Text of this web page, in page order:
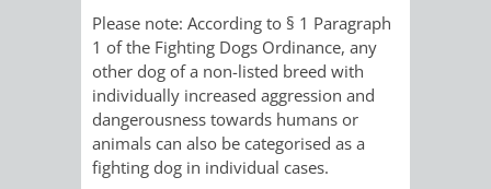
GENEHMIGUNGSVERFAHREN
TAG
DES
OFFENEN
DENKMALS
/
LIEGENSCHAFTEN
ABWASSERBESEITIGUNG
ERSCHLIESSUNGSBEITRAG
UND
DENKMALSCHUTZ
AMT
Please note: According to § 1 Paragraph
1 of the Fighting Dogs Ordinance, any
other dog of a non-listed breed with
individually increased aggression and
dangerousness towards humans or
animals can also be categorised as a
fighting dog in individual cases.